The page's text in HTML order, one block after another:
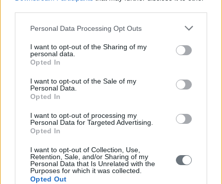
Personal Data Processing Opt Outs
I want to opt-out of the Sharing of my
personal data.
Opted In
I want to opt-out of the Sale of my
Personal Data.
Opted In
I want to opt-out of processing my
Personal Data for Targeted Advertising.
Opted In
I want to opt-out of Collection, Use,
Retention, Sale, and/or Sharing of my
Personal Data that Is Unrelated with the
Purposes for which it was collected.
Opted Out
6. Ημερ/νία Γέννησης
7. Φύλλο(ΚΕΦΑΛΑΙΑ)
8. Εθνικότητα(ΚΕΦΑΛΑΙΑ)
9. Πόλη-Δήμος Μόνιμης κατοικίας(ΚΕΦΑΛΑΙΑ)
10. Χώρα
11. Προσωπικό τηλέφωνο επικοινωνίας δρομέα
12. Τηλέφωνο επικοινωνίας σε περίπτωση ανάγκης